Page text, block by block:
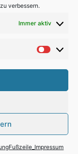
verbessern.
Immer aktiv
Fußzeile_Impressum